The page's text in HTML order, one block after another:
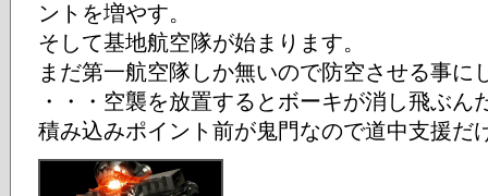
ントを増やす。
そして基地航空隊が始まります。
まだ第一航空隊しか無いので防空させる事に
・・・空襲を放置するとボーキが消し飛ぶん
積み込みポイント前が鬼門なので道中支援だ